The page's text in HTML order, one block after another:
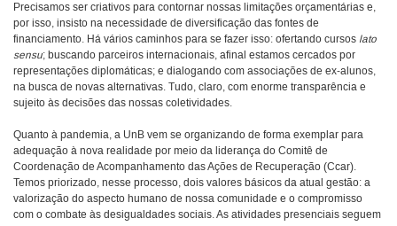
Precisamos ser criativos para contornar nossas limitações orçamentárias e,
por isso, insisto na necessidade de diversificação das fontes de
financiamento. Há vários caminhos para se fazer isso: ofertando cursos lato
sensu; buscando parceiros internacionais, afinal estamos cercados por
representações diplomáticas; e dialogando com associações de ex-alunos,
na busca de novas alternativas. Tudo, claro, com enorme transparência e
sujeito às decisões das nossas coletividades.
Quanto à pandemia, a UnB vem se organizando de forma exemplar para
adequação à nova realidade por meio da liderança do Comitê de
Coordenação de Acompanhamento das Ações de Recuperação (Ccar).
Temos priorizado, nesse processo, dois valores básicos da atual gestão: a
valorização do aspecto humano de nossa comunidade e o compromisso
com o combate às desigualdades sociais. As atividades presenciais seguem